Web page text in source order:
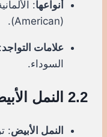
أنواعها
(American).
علامات التواجد
السوداء.
2.2 النمل الأبيض والقوارض
النمل الأبيض: